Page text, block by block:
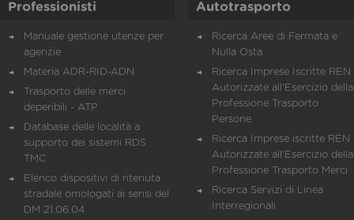
Professionisti
Manuale gestione utenze per
agenzie
Materia ADR-RID-ADN
Trasporto delle merci
deperibili - ATP
Database delle località a
supporto dei sistemi RDS
TMC
Elenco dispositivi di ritenuta
stradale omologati ai sensi del
DM 21.06.04
Autotrasporto
Ricerca Aree di Fermata e
Nulla Osta
Ricerca Imprese Iscritte REN
Autorizzate all'Esercizio della
Professione Trasporto
Persone
Ricerca Imprese iscritte REN
Autorizzate all'Esercizio della
Professione Trasporto Merci
Ricerca Servizi di Linea
Interregionali